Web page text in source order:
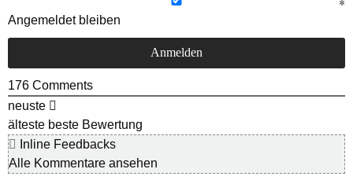
Angemeldet bleiben
176 Comments
neuste
älteste beste Bewertung
Inline Feedbacks
Alle Kommentare ansehen